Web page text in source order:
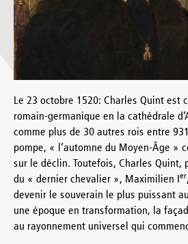
Le 23 octobre 1520: Charles Quint est
romain-germanique en la cathédrale
comme plus de 30 autres rois entre
pompe, « l’automne du Moyen-Âge »
sur le déclin. Toutefois, Charles Quint,
du « dernier chevalier », Maximilien I
er
devenir le souverain le plus puissant
une époque en transformation, la
au rayonnement universel qui